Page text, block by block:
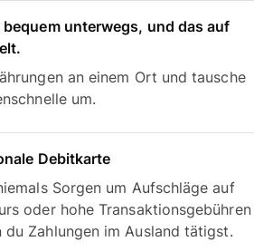
bequem unterwegs, und das auf
an einem Ort und tausche
um.
Debitkarte
Sorgen um Aufschläge auf
oder hohe Transaktionsgebühren
du Zahlungen im Ausland tätigst.